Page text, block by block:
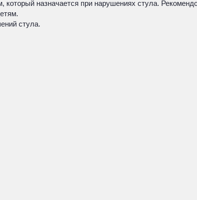
назначается при нарушениях стула.
стула.